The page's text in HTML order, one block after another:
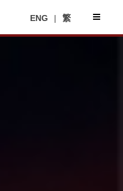
ENG | 繁